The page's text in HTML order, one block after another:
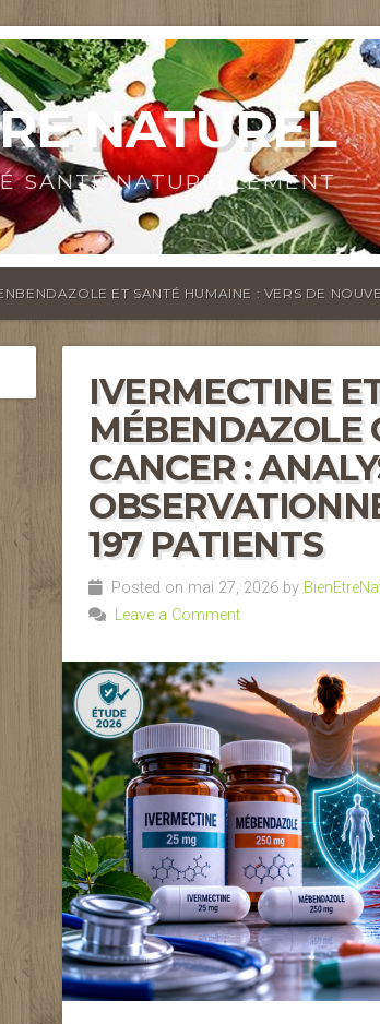
NATUREL
SANTÉ NATURELLEMENT
ET SANTÉ HUMAINE : VERS DE
IVERMECTINE
MÉBENDAZOLE
CANCER :
197 PATIENTS
Posted on mai 27, 2026 by
Leave a Comment